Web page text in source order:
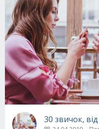
30 звичок,